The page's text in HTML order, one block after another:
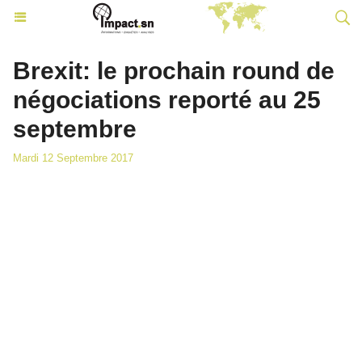
Brexit: le prochain round de
négociations reporté au 25
septembre
Mardi 12 Septembre 2017